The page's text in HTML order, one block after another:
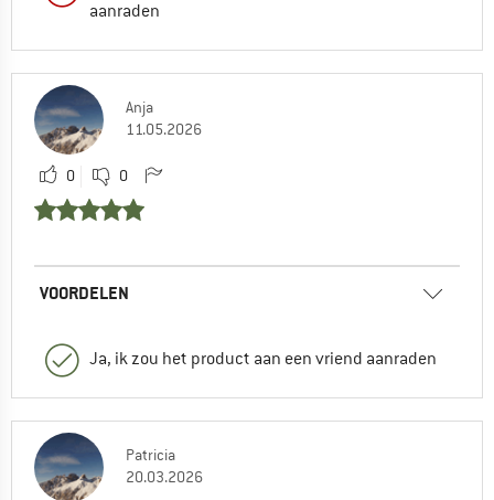
aanraden
Anja
11.05.2026
0 0
VOORDELEN
Ja, ik zou het product aan een vriend aanraden
Patricia
20.03.2026